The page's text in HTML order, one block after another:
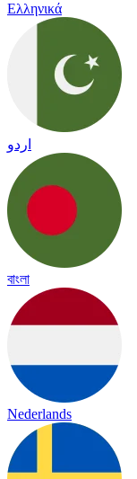
Ελληνικά
اردو
বাংলা
Nederlands